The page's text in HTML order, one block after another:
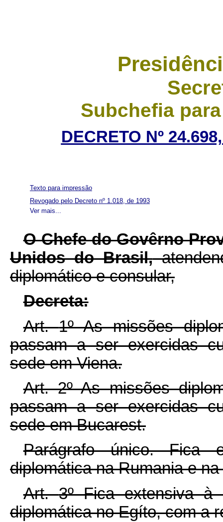
Subchefia
DECRETO Nº
Ver mais...
Texto para impressão
Revogado pelo Decreto nº 1.018, de 1993
O Chefe do Govêrno
Unidos do Brasil,
diplomático e consular,
Decreta:
Art.1º As missões
passam a ser exercidas
sede em Viena.
Art.2º As missões
passam a ser exercidas
sede em Bucarest.
Parágrafo único. Fica
diplomática na Rumania e na
Art.3º Fica extensiva à
diplomática no Egíto, com a